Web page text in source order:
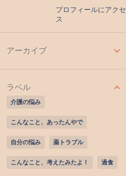
プロフィールにアクセ
ス
アーカイブ
ラベル
介護の悩み
こんなこと、あったんやで
自分の悩み 薬トラブル
こんなこと、考えたみたよ！ 過食